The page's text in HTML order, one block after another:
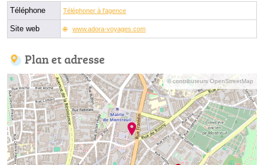
Téléphone Téléphoner à l'agence
Site web www.adora-voyages.com
Plan et adresse
© contributeurs OpenStreetMap